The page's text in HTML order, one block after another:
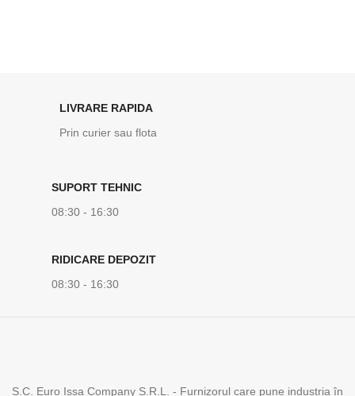
LIVRARE RAPIDA
Prin curier sau flota
SUPORT TEHNIC
08:30 - 16:30
RIDICARE DEPOZIT
08:30 - 16:30
S.C. Euro Issa Company S.R.L. - Furnizorul care pune industria în